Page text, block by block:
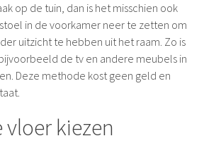
op de tuin, dan is het misschien ook
in de voorkamer neer te zetten om
uitzicht te hebben uit het raam. Zo is
de tv en andere meubels in
Deze methode kost geen geld en
vloer kiezen